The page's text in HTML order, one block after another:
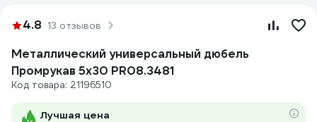
4.8 13 отзывов
Металлический универсальный дюбель
Промрукав 5x30 PR08.3481
Код товара: 21196510
Лучшая цена